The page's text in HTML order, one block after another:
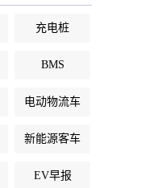
充电桩
BMS
电动物流车
新能源客车
EV早报